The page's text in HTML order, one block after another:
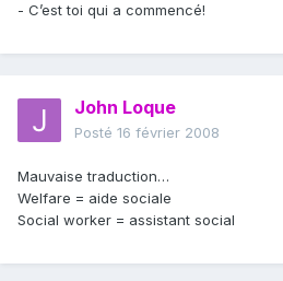
- C’est toi qui a commencé!
John Loque
Posté 16 février 2008
Mauvaise traduction…
Welfare = aide sociale
Social worker = assistant social